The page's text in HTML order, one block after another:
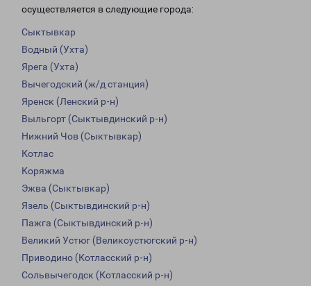
осуществляется в следующие города:
Сыктывкар
Водный (Ухта)
Ярега (Ухта)
Вычегодский (ж/д станция)
Яренск (Ленский р-н)
Выльгорт (Сыктывдинский р-н)
Нижний Чов (Сыктывкар)
Котлас
Коряжма
Эжва (Сыктывкар)
Язель (Сыктывдинский р-н)
Пажга (Сыктывдинский р-н)
Великий Устюг (Великоустюгский р-н)
Приводино (Котласский р-н)
Сольвычегодск (Котласский р-н)